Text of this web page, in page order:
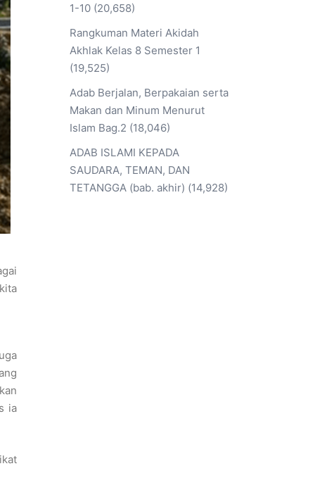
ia
1-10 (20,658)
Rangkuman Materi Akidah
Akhlak Kelas 8 Semester 1
(19,525)
Adab Berjalan, Berpakaian serta
Makan dan Minum Menurut
Islam Bag.2 (18,046)
ADAB ISLAMI KEPADA
SAUDARA, TEMAN, DAN
TETANGGA (bab. akhir) (14,928)